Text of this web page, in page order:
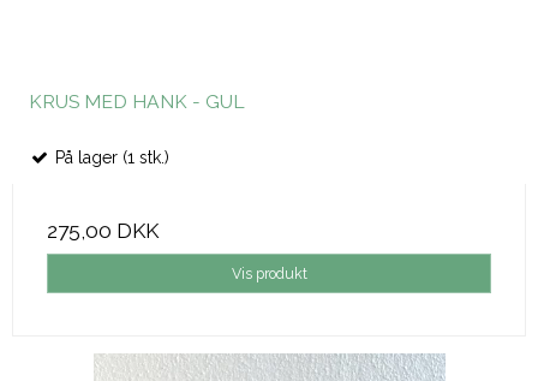
KRUS MED HANK - GUL
På lager (1 stk.)
275,00 DKK
Vis produkt